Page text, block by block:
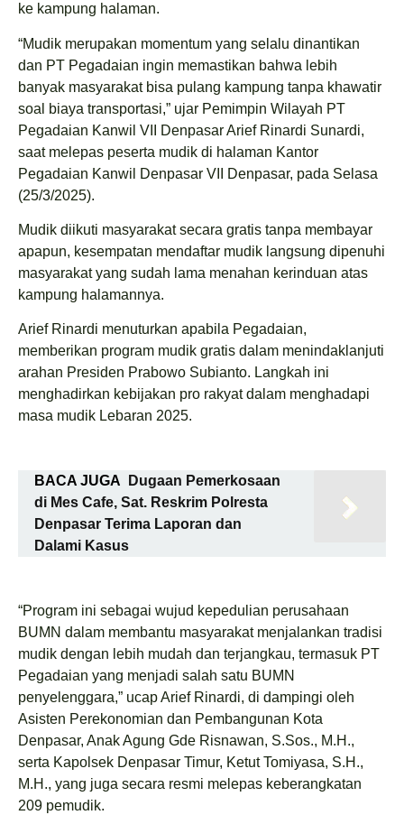
ke kampung halaman.
“Mudik merupakan momentum yang selalu dinantikan
dan PT Pegadaian ingin memastikan bahwa lebih
banyak masyarakat bisa pulang kampung tanpa khawatir
soal biaya transportasi,” ujar Pemimpin Wilayah PT
Pegadaian Kanwil VII Denpasar Arief Rinardi Sunardi,
saat melepas peserta mudik di halaman Kantor
Pegadaian Kanwil Denpasar VII Denpasar, pada Selasa
(25/3/2025).
Mudik diikuti masyarakat secara gratis tanpa membayar
apapun, kesempatan mendaftar mudik langsung dipenuhi
masyarakat yang sudah lama menahan kerinduan atas
kampung halamannya.
Arief Rinardi menuturkan apabila Pegadaian,
memberikan program mudik gratis dalam menindaklanjuti
arahan Presiden Prabowo Subianto. Langkah ini
menghadirkan kebijakan pro rakyat dalam menghadapi
masa mudik Lebaran 2025.
BACA JUGA
Dugaan Pemerkosaan
di Mes Cafe, Sat. Reskrim Polresta
Denpasar Terima Laporan dan
Dalami Kasus
“Program ini sebagai wujud kepedulian perusahaan
BUMN dalam membantu masyarakat menjalankan tradisi
mudik dengan lebih mudah dan terjangkau, termasuk PT
Pegadaian yang menjadi salah satu BUMN
penyelenggara,” ucap Arief Rinardi, di dampingi oleh
Asisten Perekonomian dan Pembangunan Kota
Denpasar, Anak Agung Gde Risnawan, S.Sos., M.H.,
serta Kapolsek Denpasar Timur, Ketut Tomiyasa, S.H.,
M.H., yang juga secara resmi melepas keberangkatan
209 pemudik.